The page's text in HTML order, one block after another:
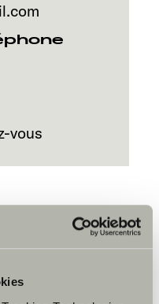
vous
pour